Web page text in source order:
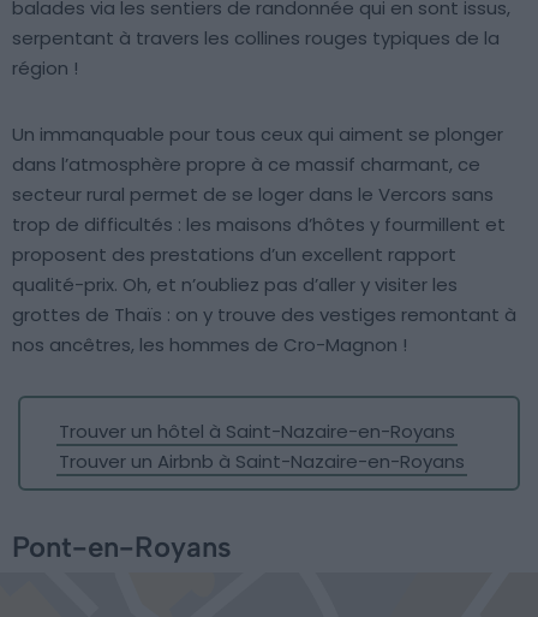
balades via les sentiers de randonnée qui en sont issus,
serpentant à travers les collines rouges typiques de la
région !
Un immanquable pour tous ceux qui aiment se plonger
dans l’atmosphère propre à ce massif charmant, ce
secteur rural permet de se loger dans le Vercors sans
trop de difficultés : les maisons d’hôtes y fourmillent et
proposent des prestations d’un excellent rapport
qualité-prix. Oh, et n’oubliez pas d’aller y visiter les
grottes de Thaïs : on y trouve des vestiges remontant à
nos ancêtres, les hommes de Cro-Magnon !
Trouver un hôtel à Saint-Nazaire-en-Royans
Trouver un Airbnb à Saint-Nazaire-en-Royans
Pont-en-Royans